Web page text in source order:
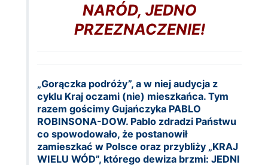
NARÓD, JEDNO
PRZEZNACZENIE!
„Gorączka podróży”, a w niej audycja z
cyklu Kraj oczami (nie) mieszkańca. Tym
razem gościmy Gujańczyka PABLO
ROBINSONA-DOW. Pablo zdradzi Państwu
co spowodowało, że postanowił
zamieszkać w Polsce oraz przybliży „KRAJ
WIELU WÓD”, którego dewiza brzmi: JEDNI